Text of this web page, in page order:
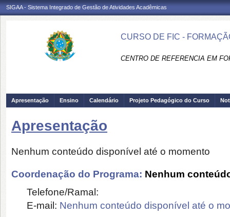
SIGAA - Sistema Integrado de Gestão de Atividades Acadêmicas
CURSO DE FIC -
CENTRO DE REFERENCIA EM
Apresentação Ensino Calendário Projeto Pedagógico do Curso
Apresentação
Nenhum conteúdo disponível até o momento
Coordenação do Programa: Nenhum
Telefone/Ramal:
E-mail: Nenhum conteúdo disponível até o